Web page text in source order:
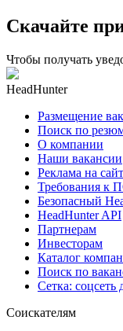
Скачайте
Чтобы получать
HeadHunter
Размещение
Поиск по
О компании
Наши вакансии
Реклама на
Требования к
Безопасный
HeadHunter API
Партнерам
Инвесторам
Каталог
Поиск по
Сетка: соцсеть
Соискателям